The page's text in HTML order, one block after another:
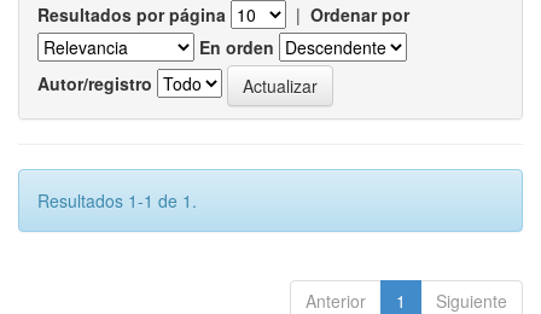
Resultados por página | Ordenar por
En orden
Autor/registro
Resultados 1-1 de 1.
Anterior 1 Siguiente